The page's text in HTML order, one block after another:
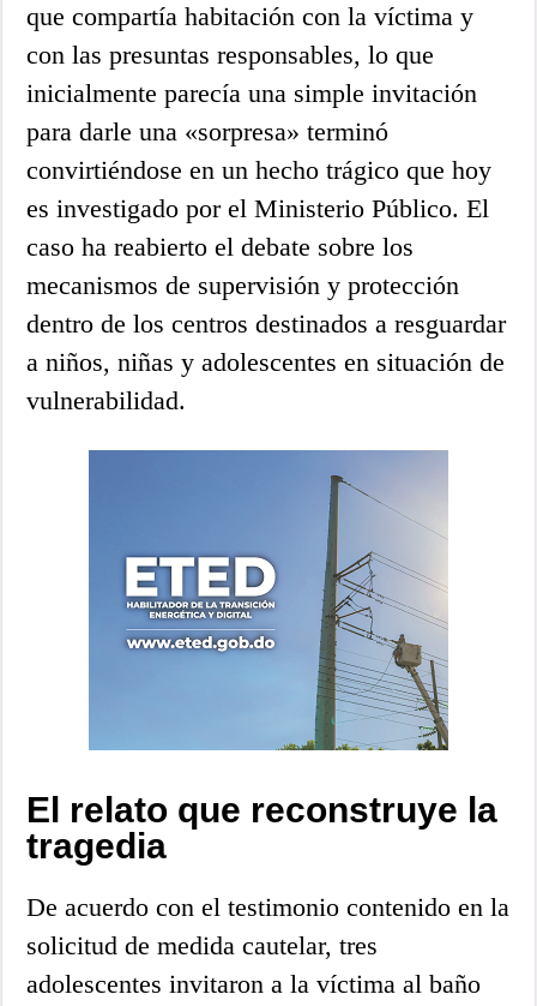
que compartía habitación con la víctima y
con las presuntas responsables, lo que
inicialmente parecía una simple invitación
para darle una «sorpresa» terminó
convirtiéndose en un hecho trágico que hoy
es investigado por el Ministerio Público. El
caso ha reabierto el debate sobre los
mecanismos de supervisión y protección
dentro de los centros destinados a resguardar
a niños, niñas y adolescentes en situación de
vulnerabilidad.
El relato que reconstruye la
tragedia
De acuerdo con el testimonio contenido en la
solicitud de medida cautelar, tres
adolescentes invitaron a la víctima al baño